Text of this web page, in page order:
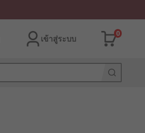
เข้าสู่ระบบ
0